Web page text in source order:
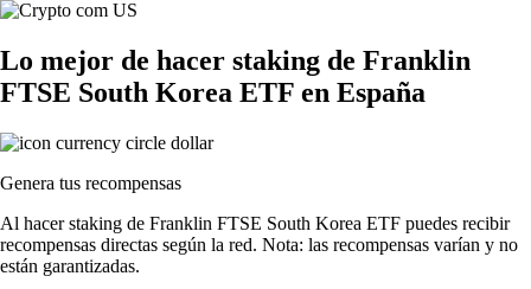
Lo mejor de hacer staking de Franklin
FTSE South Korea ETF en España
Genera tus recompensas
Al hacer staking de Franklin FTSE South Korea ETF puedes recibir
recompensas directas según la red. Nota: las recompensas varían y no
están garantizadas.